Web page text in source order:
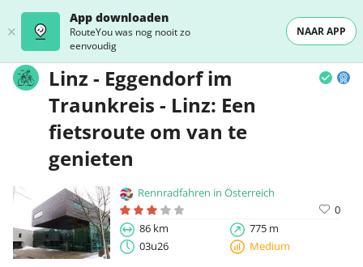
App downloaden
RouteYou was nog nooit zo
eenvoudig
NAAR APP
Linz - Eggendorf im
Traunkreis - Linz: Een
fietsroute om van te
genieten
Rennradfahren in Österreich
0
86 km
775 m
03u26
Medium